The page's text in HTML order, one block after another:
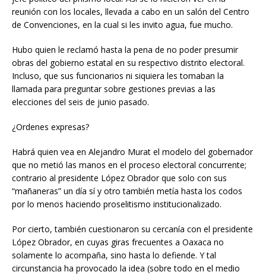
reunión con los locales, llevada a cabo en un salón del Centro
de Convenciones, en la cual si les invito agua, fue mucho.
Hubo quien le reclamó hasta la pena de no poder presumir
obras del gobierno estatal en su respectivo distrito electoral.
Incluso, que sus funcionarios ni siquiera les tomaban la
llamada para preguntar sobre gestiones previas a las
elecciones del seis de junio pasado.
¿Ordenes expresas?
Habrá quien vea en Alejandro Murat el modelo del gobernador
que no metió las manos en el proceso electoral concurrente;
contrario al presidente López Obrador que solo con sus
“mañaneras” un día sí y otro también metía hasta los codos
por lo menos haciendo proselitismo institucionalizado.
Por cierto, también cuestionaron su cercanía con el presidente
López Obrador, en cuyas giras frecuentes a Oaxaca no
solamente lo acompaña, sino hasta lo defiende. Y tal
circunstancia ha provocado la idea (sobre todo en el medio